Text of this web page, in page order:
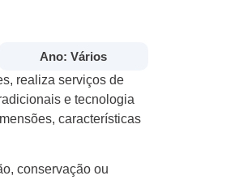
Ano: Vários
realiza serviços de
e tecnologia
características
conservação ou